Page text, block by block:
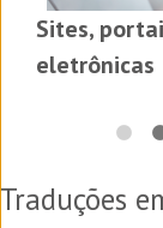
Sites,
eletrônicas
Traduções